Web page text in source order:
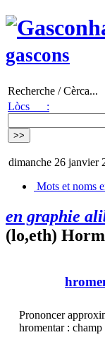
gascons
Recherche / Cèrca...
Lòcs :
dimanche 26 janvier
Mots et noms
en graphie
(lo,eth)
Prononcer
hromentar :